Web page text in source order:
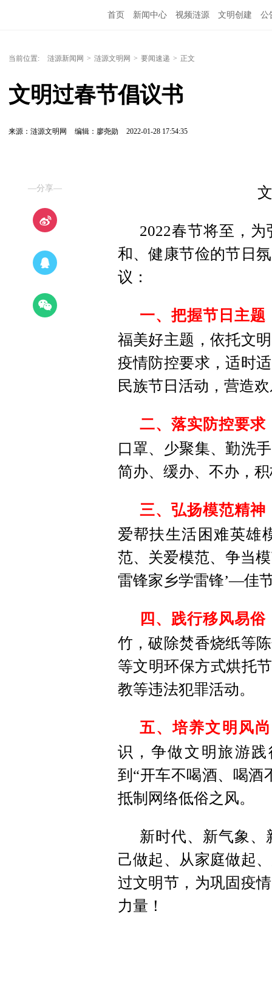
首页 新闻中心 视频涟源 文明创建 公
当前位置: 涟源新闻网 > 涟源文明网 > 要闻速递 > 正文
文明过春节倡议书
来源：涟源文明网 编辑：廖尧勋 2022-01-28 17:54:35
—分享—
2022春节将至，
和、健康节俭的节日
议：
一、把握节日主题
福美好主题，依托文
疫情防控要求，适时
民族节日活动，营造
二、 落实防控要求
口罩、少聚集、勤洗
简办、缓办、不办，
三、 弘扬模范精神
爱帮扶生活困难英雄
范、关爱模范、争当
雷锋家乡学雷锋’—佳
四、 践行移风易俗
竹，破除焚香烧纸等
等文明环保方式烘托
教等违法犯罪活动。
五、培养文明风
识，争做文明旅游
到“开车不喝酒、喝酒
抵制网络低俗之风。
新时代、新气象
己做起、从家庭做起
过文明节，为巩固疫
力量！